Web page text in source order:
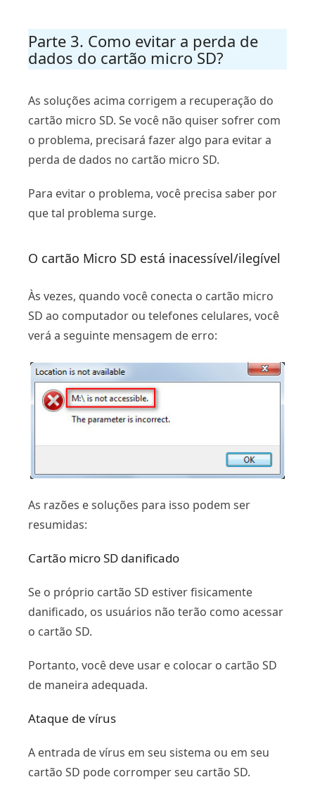
Parte 3. Como evitar a perda de
dados do cartão micro SD?
As soluções acima corrigem a recuperação do
cartão micro SD. Se você não quiser sofrer com
o problema, precisará fazer algo para evitar a
perda de dados no cartão micro SD.
Para evitar o problema, você precisa saber por
que tal problema surge.
O cartão Micro SD está inacessível/ilegível
Às vezes, quando você conecta o cartão micro
SD ao computador ou telefones celulares, você
verá a seguinte mensagem de erro:
As razões e soluções para isso podem ser
resumidas:
Cartão micro SD danificado
Se o próprio cartão SD estiver fisicamente
danificado, os usuários não terão como acessar
o cartão SD.
Portanto, você deve usar e colocar o cartão SD
de maneira adequada.
Ataque de vírus
A entrada de vírus em seu sistema ou em seu
cartão SD pode corromper seu cartão SD.